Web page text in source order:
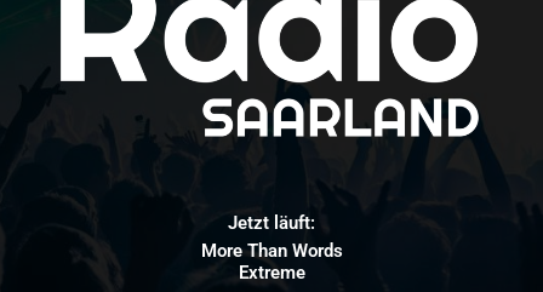
Jetzt läuft:
More Than Words
Extreme